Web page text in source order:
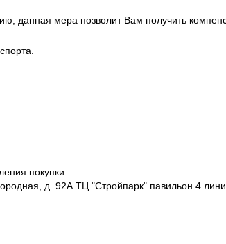
данная мера позволит Вам получить
покупки.
д. 92А ТЦ "Стройпарк" павильон 4